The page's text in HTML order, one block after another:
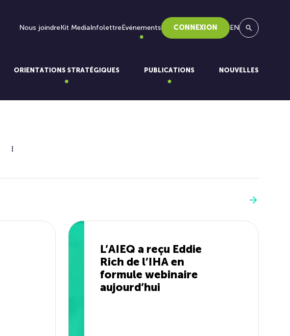
Nous joindreKit MediaInfolettreÉvénements CONNEXION EN
ORIENTATIONS STRATÉGIQUES PUBLICATIONS NOUVELLES
L’AIEQ a reçu Eddie
Rich de l’IHA en
formule webinaire
aujourd’hui